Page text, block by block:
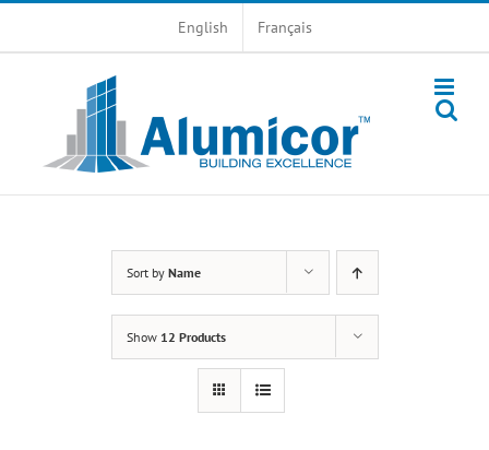
English Français
Sort by Name
Show 12 Products